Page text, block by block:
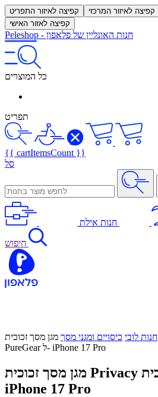
קפיצה לאיזור התפריט קפיצה לאיזור המרכזי
קפיצה לאזור האישי
Peleshop - חנות האונליין של פלאפון
כל המוצרים
תפריט
{{ cartItemsCount }}
סל
חנות אילת
חיפוש
חנות לובי כיסויים ומגני מסך מגן מסך זכוכית Privacy מבית
PureGear ל- iPhone 17 Pro
מגן מסך זכוכית Privacy מבית PureGear ל-
iPhone 17 Pro